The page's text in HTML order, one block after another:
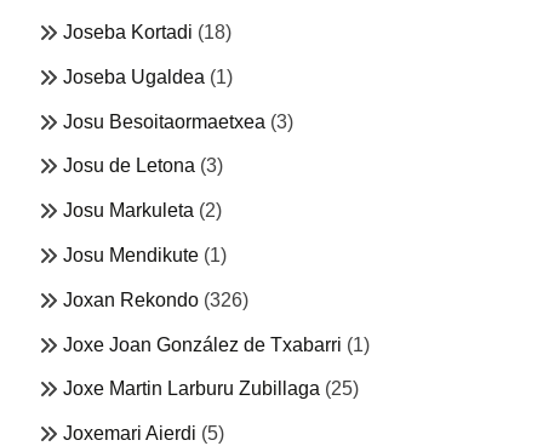
Joseba Kortadi (18)
Joseba Ugaldea (1)
Josu Besoitaormaetxea (3)
Josu de Letona (3)
Josu Markuleta (2)
Josu Mendikute (1)
Joxan Rekondo (326)
Joxe Joan González de Txabarri (1)
Joxe Martin Larburu Zubillaga (25)
Joxemari Aierdi (5)